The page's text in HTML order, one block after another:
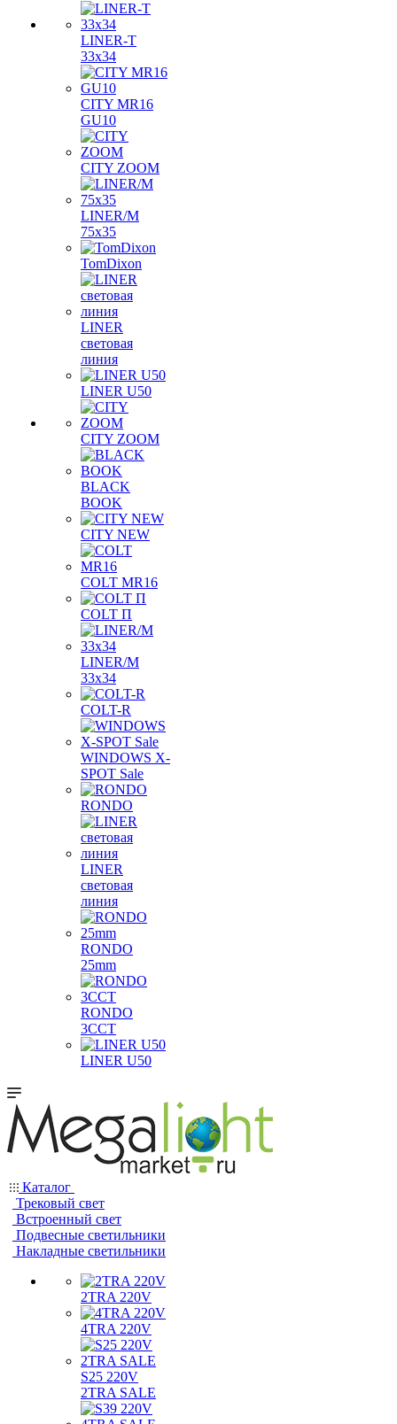
LINER-T
33x34
CITY MR16
GU10
CITY ZOOM
LINER/M
75х35
TomDixon
LINER
световая
линия
LINER U50
CITY ZOOM
BLACK
BOOK
CITY NEW
COLT MR16
COLT П
LINER/М
33х34
COLT-R
WINDOWS X-
SPOT Sale
RONDO
LINER
световая
линия
RONDO
25mm
RONDO
3CCT
LINER U50
Каталог
Трековый свет
Встроенный свет
Подвесные светильники
Накладные светильники
2TRA 220V
4TRA 220V
S25 220V
2TRA SALE